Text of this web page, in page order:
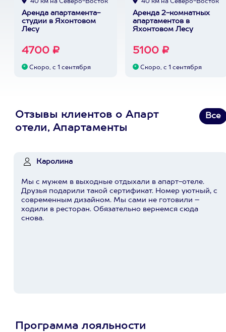
40 км на Северо-Восток
Аренда апартамента-
студии в Яхонтовом
Лесу
4700 ₽
Скоро, с 1 сентября
40 км на Северо-Восток
Аренда 2-комнатных
апартаментов в
Яхонтовом Лесу
5100 ₽
Скоро, с 1 сентября
Отзывы клиентов о Апарт
отели, Апартаменты
Все
Каролина
Мы с мужем в выходные отдыхали в апарт-отеле.
Друзья подарили такой сертификат. Номер уютный, с
современным дизайном. Мы сами не готовили –
ходили в ресторан. Обязательно вернемся сюда
снова.
Программа лояльности